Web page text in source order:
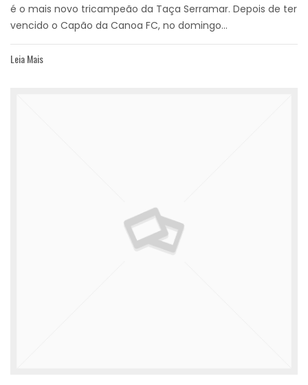
é o mais novo tricampeão da Taça Serramar. Depois de ter
vencido o Capão da Canoa FC, no domingo...
Leia Mais